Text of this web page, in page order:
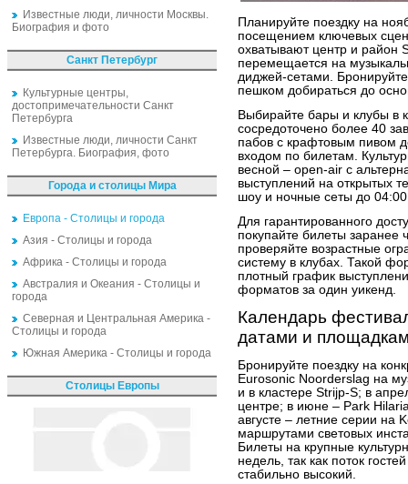
Известные люди, личности Москвы.
Биография и фото
Санкт Петербург
Культурные центры,
достопримечательности Санкт
Петербурга
Известные люди, личности Санкт
Петербурга. Биография, фото
Города и столицы Мира
Европа - Столицы и города
Азия - Столицы и города
Африка - Столицы и города
Австралия и Океания - Столицы и
города
Северная и Центральная Америка -
Столицы и города
Южная Америка - Столицы и города
Столицы Европы
Планируйте поездку на
посещением ключевых
охватывают центр и район
перемещается на
диджей-сетами.
пешком добираться до
Выбирайте бары и клубы в
сосредоточено более 40
пабов с крафтовым пивом
входом по билетам.
весной – open-air с
выступлений на открытых
шоу и ночные сеты до
Для гарантированного
покупайте билеты
проверяйте возрастные
систему в клубах. Такой
плотный график
форматов за один уикенд.
Календарь
датами и
Бронируйте поездку на
Eurosonic Noorderslag на
и в кластере Strijp-S; в
центре; в июне – Park
августе – летние серии на
маршрутами световых
Билеты на крупные
недель, так как поток
стабильно высокий.